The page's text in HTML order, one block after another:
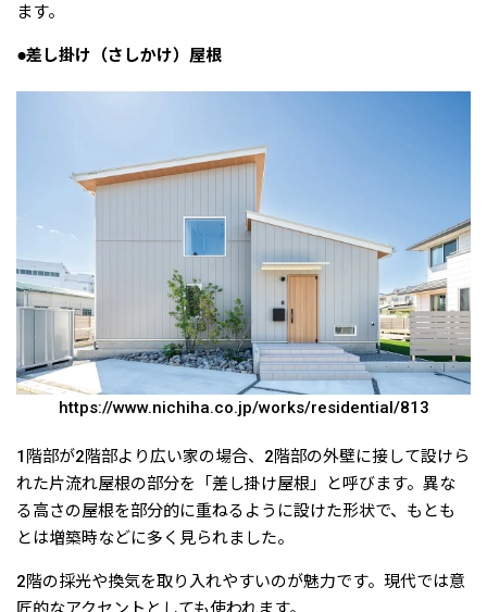
ます。
●差し掛け（さしかけ）屋根
https://www.nichiha.co.jp/works/residential/813
1階部が2階部より広い家の場合、2階部の外壁に接して設けら
れた片流れ屋根の部分を「差し掛け屋根」と呼びます。異な
る高さの屋根を部分的に重ねるように設けた形状で、もとも
とは増築時などに多く見られました。
2階の採光や換気を取り入れやすいのが魅力です。現代では意